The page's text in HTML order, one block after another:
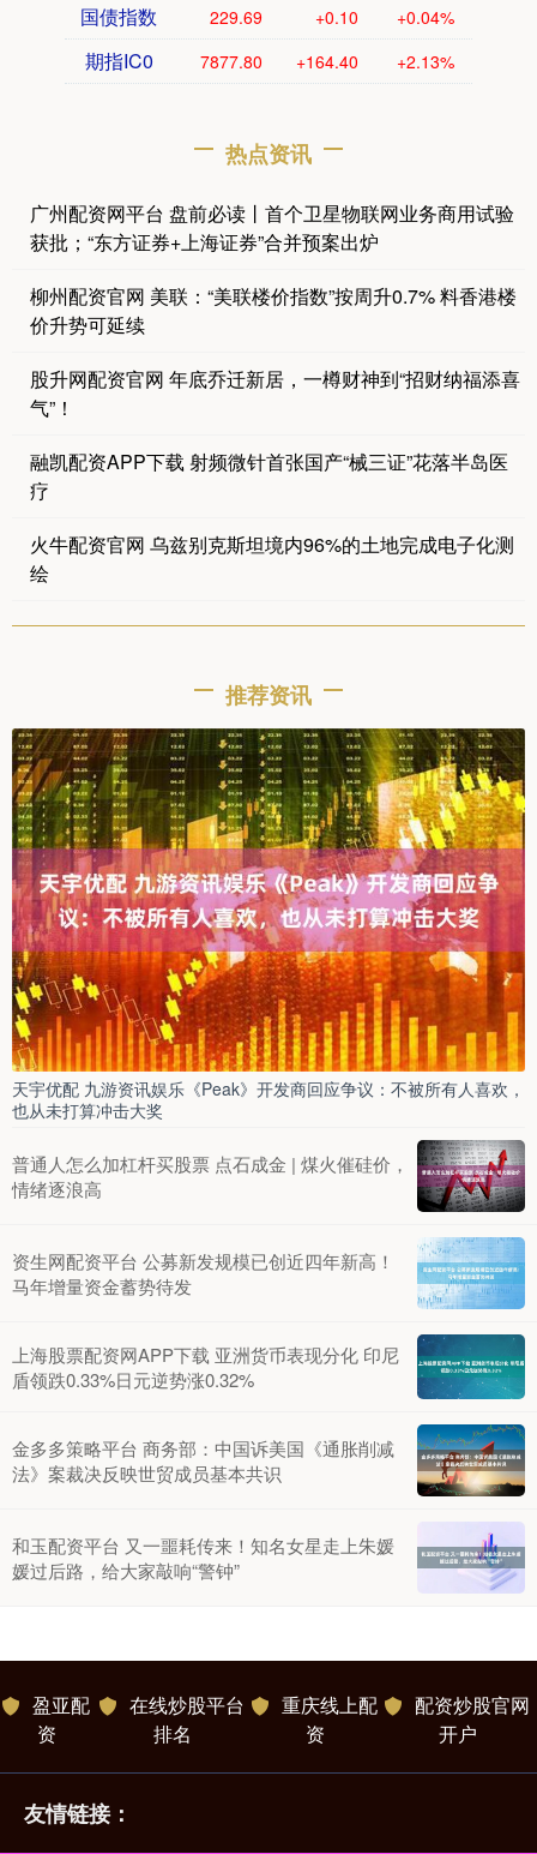
国债指数 229.69 +0.10 +0.04%
期指IC0 7877.80 +164.40 +2.13%
热点资讯
广州配资网平台 盘前必读丨首个卫星物联网业务商用试验
获批；“东方证券+上海证券”合并预案出炉
柳州配资官网 美联：“美联楼价指数”按周升0.7% 料香港楼
价升势可延续
股升网配资官网 年底乔迁新居，一樽财神到“招财纳福添喜
气”！
融凯配资APP下载 射频微针首张国产“械三证”花落半岛医
疗
火牛配资官网 乌兹别克斯坦境内96%的土地完成电子化测
绘
推荐资讯
天宇优配 九游资讯娱乐《Peak》开发商回应争议：不被所有人喜欢，
也从未打算冲击大奖
普通人怎么加杠杆买股票 点石成金 | 煤火催硅价，
情绪逐浪高
资生网配资平台 公募新发规模已创近四年新高！
马年增量资金蓄势待发
上海股票配资网APP下载 亚洲货币表现分化 印尼
盾领跌0.33%日元逆势涨0.32%
金多多策略平台 商务部：中国诉美国《通胀削减
法》案裁决反映世贸成员基本共识
和玉配资平台 又一噩耗传来！知名女星走上朱媛
媛过后路，给大家敲响“警钟”
盈亚配
资
在线炒股平台
排名
重庆线上配
资
配资炒股官网
开户
友情链接：